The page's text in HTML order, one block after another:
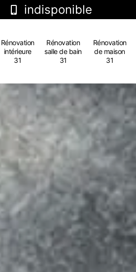
indisponible
Rénovation
intérieure
31
Rénovation
salle de bain
31
Rénovation
de maison
31